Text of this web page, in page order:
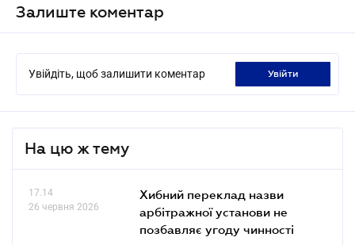
Залиште коментар
Увійдіть, щоб залишити коментар увійти
На цю ж тему
17.14
26 червня 2026
Хибний переклад назви
арбітражної установи не
позбавляє угоду чинності